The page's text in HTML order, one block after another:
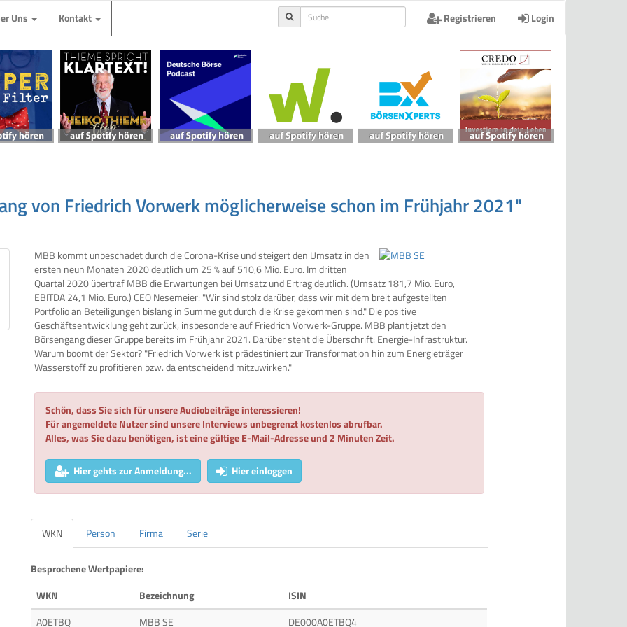
Uns Kontakt Registrieren Login
von Friedrich Vorwerk möglicherweise schon im Frühjahr 2021"
MBB kommt unbeschadet durch die Corona-Krise und steigert den Umsatz in den
ersten neun Monaten 2020 deutlich um 25 % auf 510,6 Mio. Euro. Im dritten
Quartal 2020 übertraf MBB die Erwartungen bei Umsatz und Ertrag deutlich. (Umsatz 181,7 Mio. Euro,
EBITDA 24,1 Mio. Euro.) CEO Nesemeier: "Wir sind stolz darüber, dass wir mit dem breit aufgestellten
Portfolio an Beteiligungen bislang in Summe gut durch die Krise gekommen sind." Die positive
Geschäftsentwicklung geht zurück, insbesondere auf Friedrich Vorwerk-Gruppe. MBB plant jetzt den
Börsengang dieser Gruppe bereits im Frühjahr 2021. Darüber steht die Überschrift: Energie-Infrastruktur.
Warum boomt der Sektor? "Friedrich Vorwerk ist prädestiniert zur Transformation hin zum Energieträger
Wasserstoff zu profitieren bzw. da entscheidend mitzuwirken."
Schön, dass Sie sich für unsere Audiobeiträge interessieren!
Für angemeldete Nutzer sind unsere Interviews unbegrenzt kostenlos abrufbar.
Alles, was Sie dazu benötigen, ist eine gültige E-Mail-Adresse und 2 Minuten Zeit.
Hier gehts zur Anmeldung... Hier einloggen
WKN Person Firma Serie
Besprochene Wertpapiere:
WKN
Bezeichnung
ISIN
A0ETBQ
MBB SE DE000A0ETBQ4